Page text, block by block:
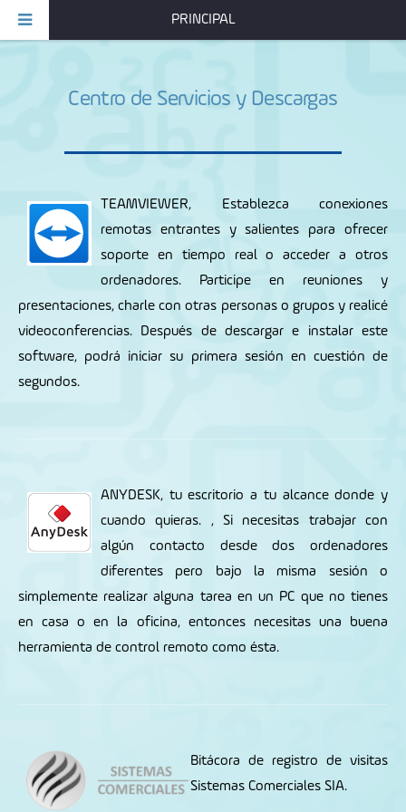
Centro de Servicios y Descargas
TEAMVIEWER, Establezca conexiones
remotas entrantes y salientes para ofrecer
soporte en tiempo real o acceder a otros
ordenadores. Participe en reuniones y
presentaciones, charle con otras personas o grupos y realicé
videoconferencias. Después de descargar e instalar este
software, podrá iniciar su primera sesión en cuestión de
segundos.
ANYDESK, tu escritorio a tu alcance donde y
cuando quieras. , Si necesitas trabajar con
algún contacto desde dos ordenadores
diferentes pero bajo la misma sesión o
simplemente realizar alguna tarea en un PC que no tienes
en casa o en la oficina, entonces necesitas una buena
herramienta de control remoto como ésta.
Bitácora de registro de visitas
Sistemas Comerciales SIA.
PRINCIPAL